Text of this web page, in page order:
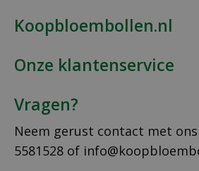
Koopbloembollen.nl
Onze klantenservice
Vragen?
Neem gerust contact met
5581528 of